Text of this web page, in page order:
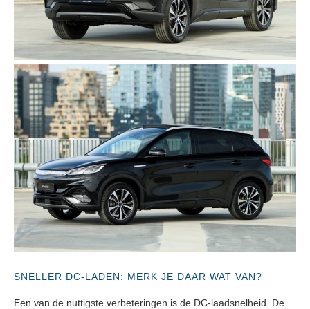
SNELLER DC-LADEN: MERK JE DAAR WAT VAN?
Een van de nuttigste verbeteringen is de DC-laadsnelheid. De